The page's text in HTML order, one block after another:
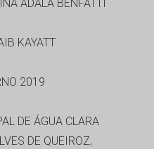
ADALA BENFATTI
KAYATT
2019
DE ÁGUA CLARA
DE QUEIROZ,